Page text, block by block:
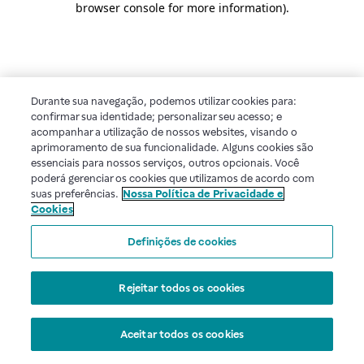
browser console for more information).
Durante sua navegação, podemos utilizar cookies para:
confirmar sua identidade; personalizar seu acesso; e
acompanhar a utilização de nossos websites, visando o
aprimoramento de sua funcionalidade. Alguns cookies são
essenciais para nossos serviços, outros opcionais. Você
poderá gerenciar os cookies que utilizamos de acordo com
suas preferências. Nossa Política de Privacidade e
Cookies
Definições de cookies
Rejeitar todos os cookies
Aceitar todos os cookies